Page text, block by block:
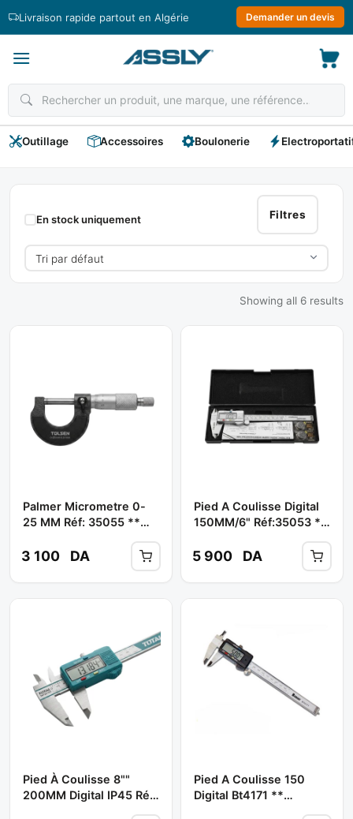
Livraison rapide partout en Algérie Demander un devis
Outillage Accessoires Boulonerie
Pied
Coulisse
Filtres
En stock uniquement
Showing all 6 results
Palmer Micrometre 0-
25 MM Réf: 35055 **
3 100 DA
Pied A Coulisse Digital
150MM/6" Réf:35053 **
5 900 DA
Pied À Coulisse 8""
200MM Digital IP45 Réf:
TMT322006 ** TOTAL
Pied A Coulisse 150
Digital Bt4171 **